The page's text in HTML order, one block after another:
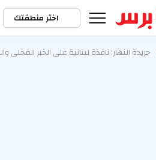
اختر منطقتك
جريدة النهار: نافذة لبنانية على الخبر المحلي